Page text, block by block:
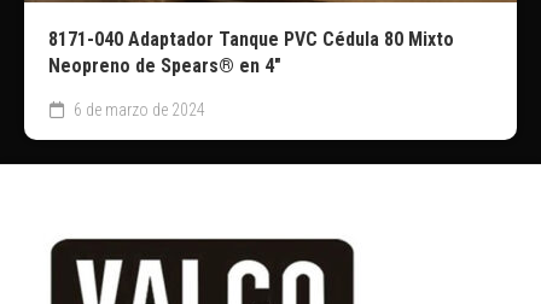
8171-040 Adaptador Tanque PVC Cédula 80 Mixto
Neopreno de Spears® en 4″
6 de marzo de 2024